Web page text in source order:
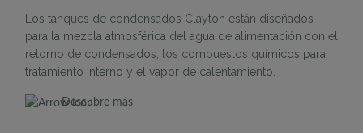
Los tanques de condensados Clayton están diseñados
para la mezcla atmosférica del agua de alimentación con el
retorno de condensados, los compuestos químicos para
tratamiento interno y el vapor de calentamiento.
Descubre más